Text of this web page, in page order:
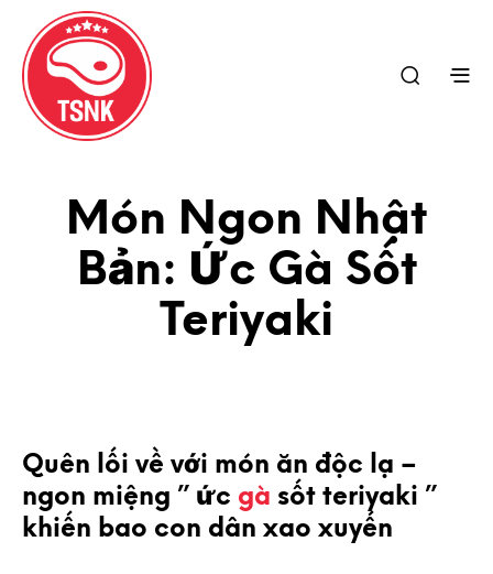
Món Ngon Nhật
Bản: Ức Gà Sốt
Teriyaki
Quên lối về với món ăn độc lạ –
ngon miệng ” ức gà sốt teriyaki ”
khiến bao con dân xao xuyến